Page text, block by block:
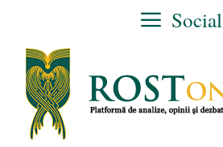
conținut
Social